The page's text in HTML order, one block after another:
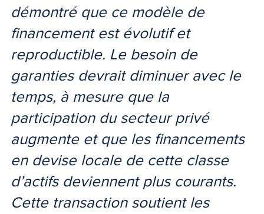
démontré que ce modèle de
financement est évolutif et
reproductible. Le besoin de
garanties devrait diminuer avec le
temps, à mesure que la
participation du secteur privé
augmente et que les financements
en devise locale de cette classe
d’actifs deviennent plus courants.
Cette transaction soutient les